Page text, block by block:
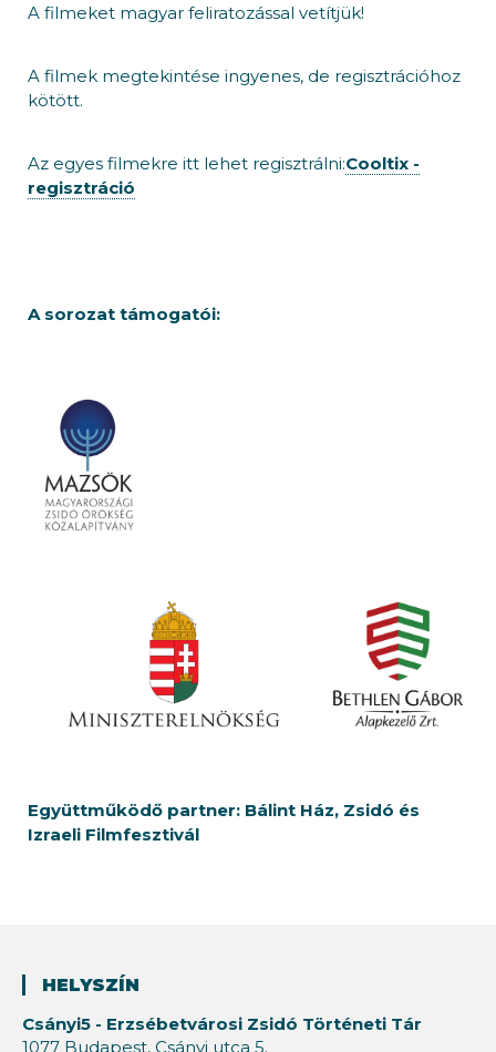
A filmeket magyar feliratozással vetítjük!
A filmek megtekintése ingyenes, de regisztrációhoz
kötött.
Az egyes filmekre itt lehet regisztrálni:Cooltix -
regisztráció
A sorozat támogatói:
Együttműködő partner: Bálint Ház, Zsidó és
Izraeli Filmfesztivál
HELYSZÍN
Csányi5 - Erzsébetvárosi Zsidó Történeti Tár
1077 Budapest, Csányi utca 5.